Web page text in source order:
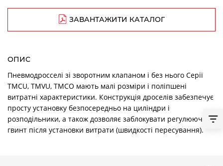
ЗАВАНТАЖИТИ КАТАЛОГ
ОПИС
Пневмодросселі зі зворотним клапаном і без нього Серії
TMCU, TMVU, TMCO мають малі розміри і поліпшені
витратні характеристики. Конструкція дроселів забезпечує
просту установку безпосередньо на циліндри і
розподільники, а також дозволяє заблокувати регулюючий
гвинт після установки витрати (швидкості пересування).